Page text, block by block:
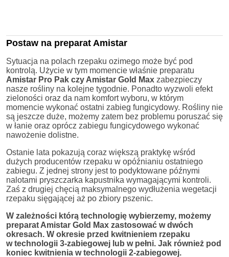
Postaw na preparat Amistar
Sytuacja na polach rzepaku ozimego może być pod
kontrolą. Użycie w tym momencie właśnie preparatu
Amistar Pro Pak czy Amistar Gold Max zabezpieczy
nasze rośliny na kolejne tygodnie. Ponadto wyzwoli efekt
zieloności oraz da nam komfort wyboru, w którym
momencie wykonać ostatni zabieg fungicydowy. Rośliny nie
są jeszcze duże, możemy zatem bez problemu poruszać się
w łanie oraz oprócz zabiegu fungicydowego wykonać
nawożenie dolistne.
Ostanie lata pokazują coraz większą praktykę wśród
dużych producentów rzepaku w opóźnianiu ostatniego
zabiegu. Z jednej strony jest to podyktowane późnymi
nalotami pryszczarka kapustnika wymagającymi kontroli.
Zaś z drugiej chęcią maksymalnego wydłużenia wegetacji
rzepaku sięgającej aż po zbiory pszenic.
W zależności którą technologię wybierzemy, możemy
preparat Amistar Gold Max zastosować w dwóch
okresach. W okresie przed kwitnieniem rzepaku
w technologii 3-zabiegowej lub w pełni. Jak również pod
koniec kwitnienia w technologii 2-zabiegowej.